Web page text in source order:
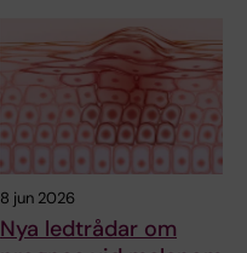
8 jun 2026
Nya ledtrådar om